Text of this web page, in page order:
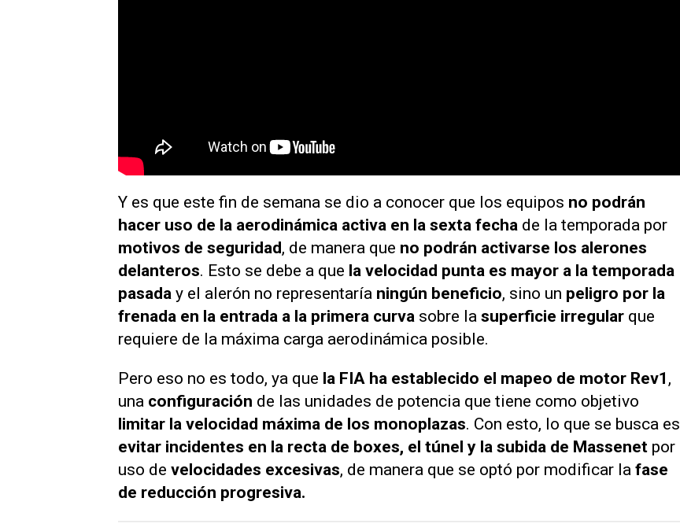
Y es que este fin de semana se dio a conocer que los equipos no podrán
hacer uso de la aerodinámica activa en la sexta fecha de la temporada por
motivos de seguridad, de manera que no podrán activarse los alerones
delanteros. Esto se debe a que la velocidad punta es mayor a la temporada
pasada y el alerón no representaría ningún beneficio, sino un peligro por la
frenada en la entrada a la primera curva sobre la superficie irregular que
requiere de la máxima carga aerodinámica posible.
Pero eso no es todo, ya que la FIA ha establecido el mapeo de motor Rev1 ,
una configuración de las unidades de potencia que tiene como objetivo
limitar la velocidad máxima de los monoplazas. Con esto, lo que se busca es
evitar incidentes en la recta de boxes, el túnel y la subida de Massenet por
uso de velocidades excesivas, de manera que se optó por modificar la fase
de reducción progresiva.